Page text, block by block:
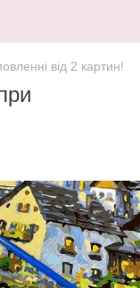
від 2 картин!